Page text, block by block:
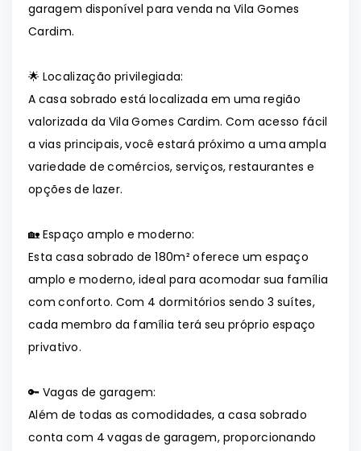
garagem disponível para venda na Vila Gomes
Cardim.
🌟 Localização privilegiada:
A casa sobrado está localizada em uma região
valorizada da Vila Gomes Cardim. Com acesso fácil
a vias principais, você estará próximo a uma ampla
variedade de comércios, serviços, restaurantes e
opções de lazer.
🏡 Espaço amplo e moderno:
Esta casa sobrado de 180m² oferece um espaço
amplo e moderno, ideal para acomodar sua família
com conforto. Com 4 dormitórios sendo 3 suítes,
cada membro da família terá seu próprio espaço
privativo.
🔑 Vagas de garagem:
Além de todas as comodidades, a casa sobrado
conta com 4 vagas de garagem, proporcionando